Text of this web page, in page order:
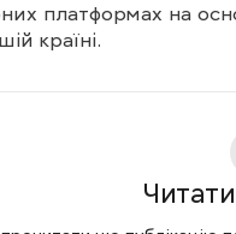
платформах на
країні.